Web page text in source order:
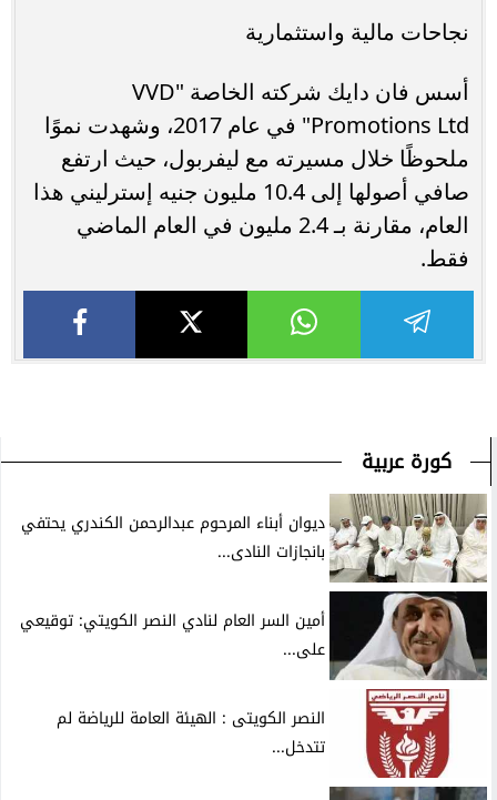
نجاحات مالية واستثمارية
أسس فان دايك شركته الخاصة "VVD
Promotions Ltd" في عام 2017، وشهدت نموًا
ملحوظًا خلال مسيرته مع ليفربول، حيث ارتفع
صافي أصولها إلى 10.4 مليون جنيه إسترليني هذا
العام، مقارنة بـ 2.4 مليون في العام الماضي
فقط.
كورة عربية
ديوان أبناء المرحوم عبدالرحمن الكندري يحتفي
بانجازات النادى...
أمين السر العام لنادي النصر الكويتي: توقيعي
على...
النصر الكويتى : الهيئة العامة للرياضة لم
تتدخل...